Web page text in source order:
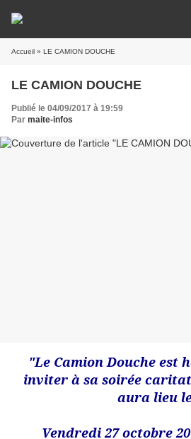
Accueil » LE CAMION DOUCHE
LE CAMION DOUCHE
Publié le 04/09/2017 à 19:59
Par maite-infos
"Le Camion Douche est
inviter à sa soirée
aura lieu
Vendredi 27 octobre